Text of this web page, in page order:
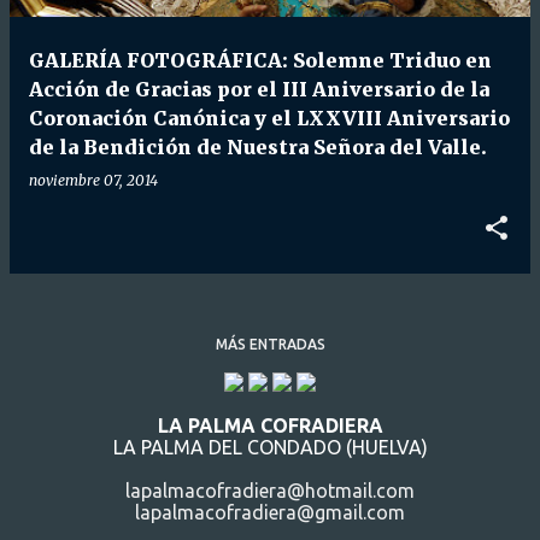
GALERÍA FOTOGRÁFICA: Solemne Triduo en
Acción de Gracias por el III Aniversario de la
Coronación Canónica y el LXXVIII Aniversario
de la Bendición de Nuestra Señora del Valle.
noviembre 07, 2014
MÁS ENTRADAS
LA PALMA COFRADIERA
LA PALMA DEL CONDADO (HUELVA)
lapalmacofradiera@hotmail.com
lapalmacofradiera@gmail.com